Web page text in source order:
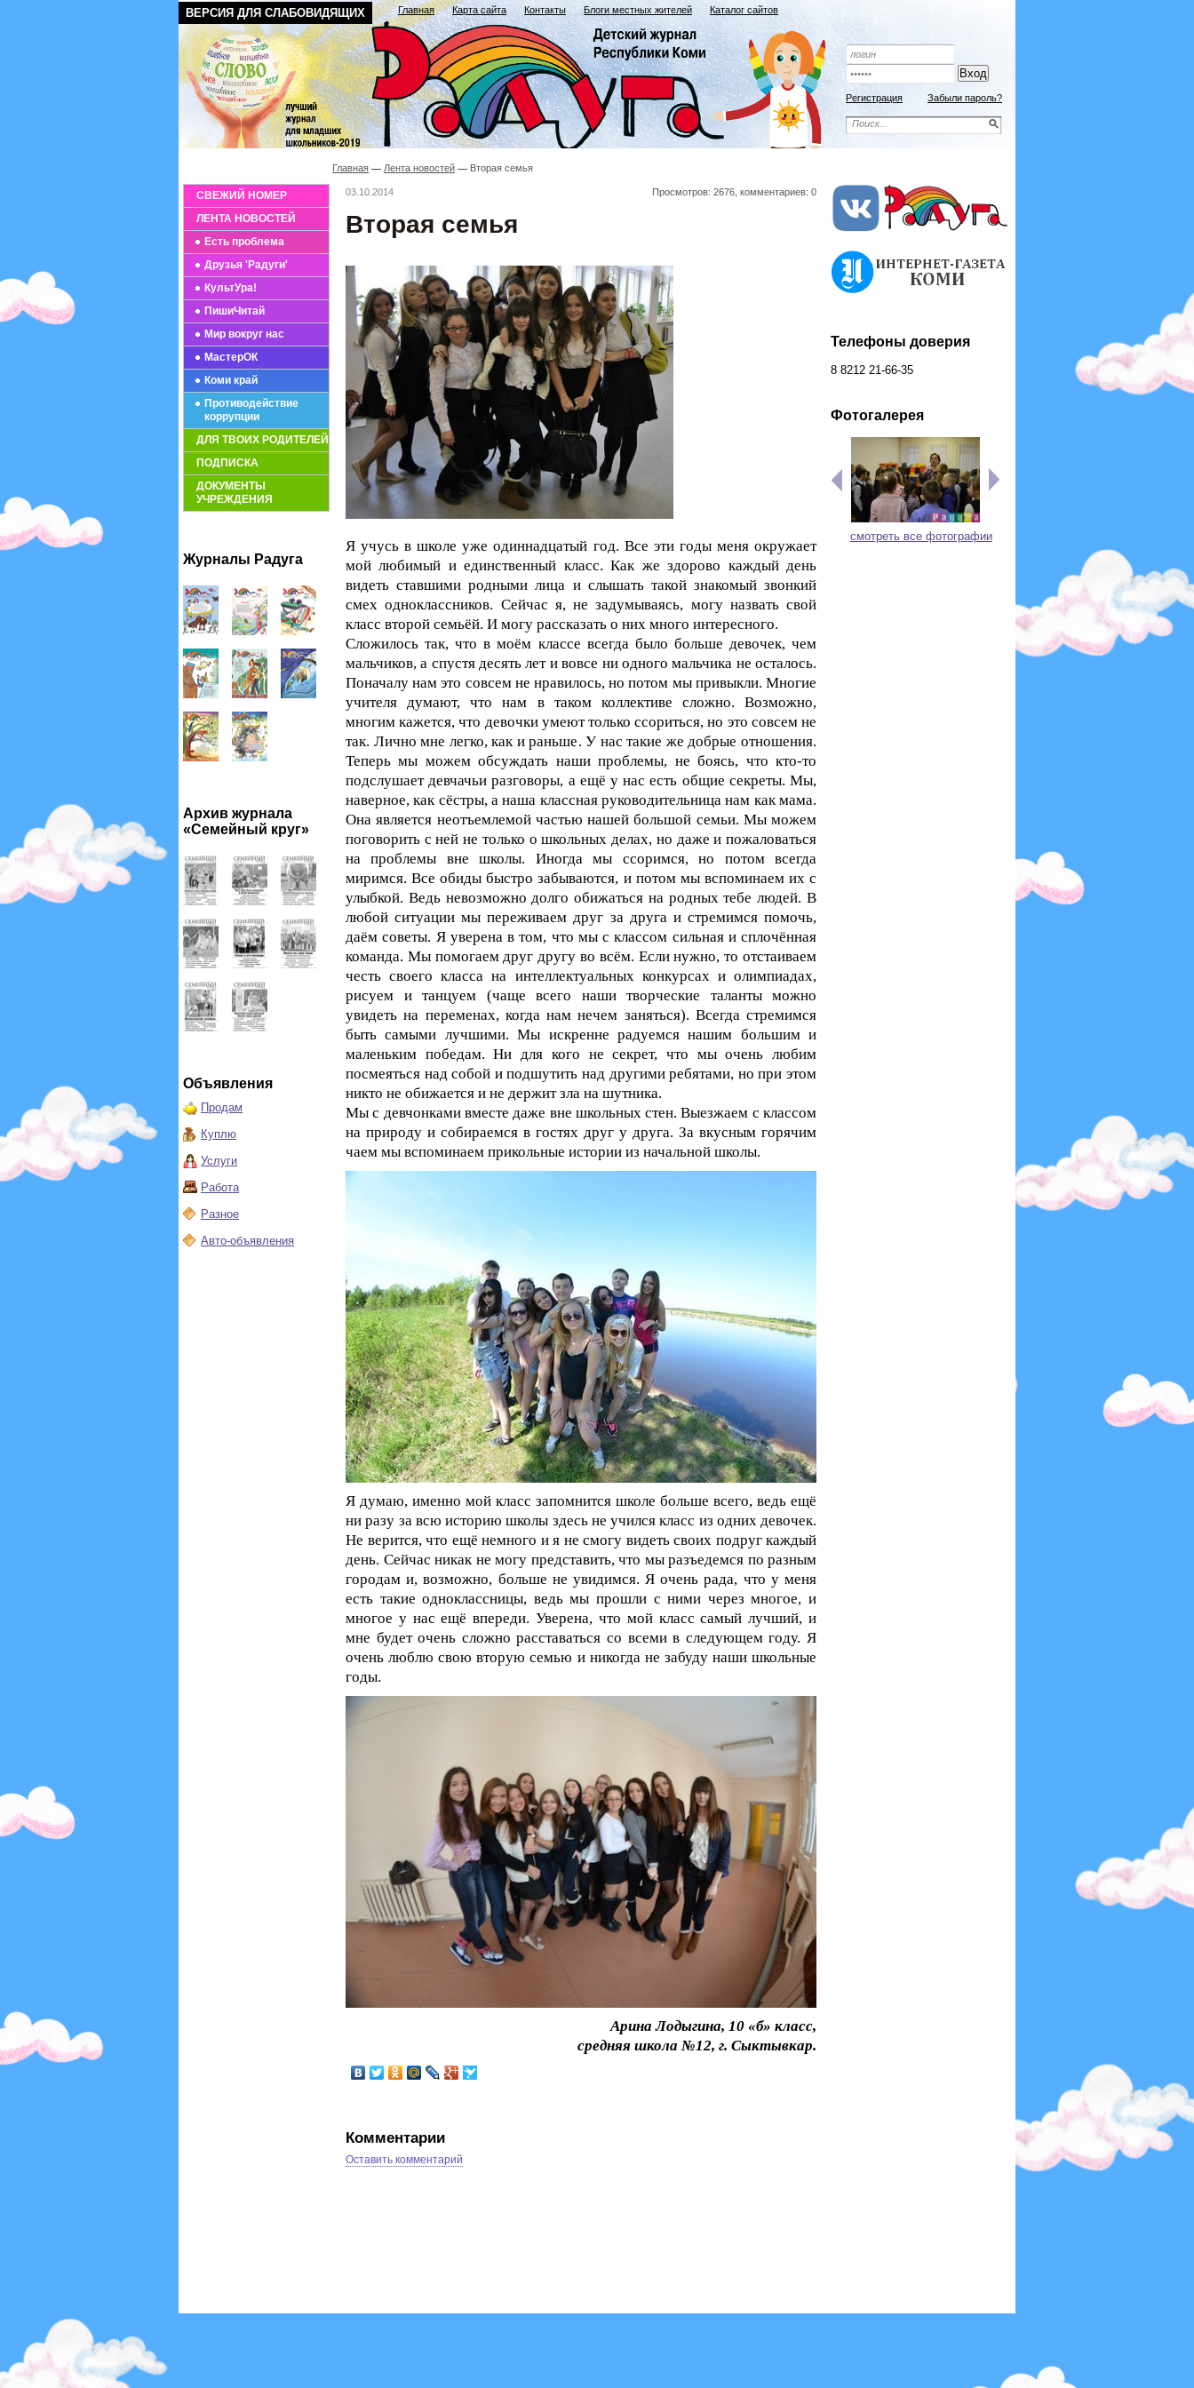
ВЕРСИЯ ДЛЯ СЛАБОВИДЯЩИХ Главная Карта сайта Контакты Блоги местных жителей Каталог сайтов
Регистрация Забыли пароль?
СВЕЖИЙ НОМЕР
ЛЕНТА НОВОСТЕЙ
Есть проблема
Друзья 'Радуги'
КультУра!
ПишиЧитай
Мир вокруг нас
МастерОК
Коми край
Противодействие
коррупции
ДЛЯ ТВОИХ РОДИТЕЛЕЙ
ПОДПИСКА
ДОКУМЕНТЫ
УЧРЕЖДЕНИЯ
Журналы Радуга
Архив журнала
«Семейный круг»
Объявления
Продам
Куплю
Услуги
Работа
Разное
Авто-объявления
Главная Лента новостей Вторая семья
03.10.2014 Просмотров: 2676, комментариев: 0
Вторая семья
Я учусь в школе уже одиннадцатый год. Все эти годы меня окружает
мой любимый и единственный класс. Как же здорово каждый день
видеть ставшими родными лица и слышать такой знакомый звонкий
смех одноклассников. Сейчас я, не задумываясь, могу назвать свой
класс второй семьёй. И могу рассказать о них много интересного.
Сложилось так, что в моём классе всегда было больше девочек, чем
мальчиков, а спустя десять лет и вовсе ни одного мальчика не осталось.
Поначалу нам это совсем не нравилось, но потом мы привыкли. Многие
учителя думают, что нам в таком коллективе сложно. Возможно,
многим кажется, что девочки умеют только ссориться, но это совсем не
так. Лично мне легко, как и раньше. У нас такие же добрые отношения.
Теперь мы можем обсуждать наши проблемы, не боясь, что кто-то
подслушает девчачьи разговоры, а ещё у нас есть общие секреты. Мы,
наверное, как сёстры, а наша классная руководительница нам как мама.
Она является неотъемлемой частью нашей большой семьи. Мы можем
поговорить с ней не только о школьных делах, но даже и пожаловаться
на проблемы вне школы. Иногда мы ссоримся, но потом всегда
миримся. Все обиды быстро забываются, и потом мы вспоминаем их с
улыбкой. Ведь невозможно долго обижаться на родных тебе людей. В
любой ситуации мы переживаем друг за друга и стремимся помочь,
даём советы. Я уверена в том, что мы с классом сильная и сплочённая
команда. Мы помогаем друг другу во всём. Если нужно, то отстаиваем
честь своего класса на интеллектуальных конкурсах и олимпиадах,
рисуем и танцуем (чаще всего наши творческие таланты можно
увидеть на переменах, когда нам нечем заняться). Всегда стремимся
быть самыми лучшими. Мы искренне радуемся нашим большим и
маленьким победам. Ни для кого не секрет, что мы очень любим
посмеяться над собой и подшутить над другими ребятами, но при этом
никто не обижается и не держит зла на шутника.
Мы с девчонками вместе даже вне школьных стен. Выезжаем с классом
на природу и собираемся в гостях друг у друга. За вкусным горячим
чаем мы вспоминаем прикольные истории из начальной школы.
Я думаю, именно мой класс запомнится школе больше всего, ведь ещё
ни разу за всю историю школы здесь не учился класс из одних девочек.
Не верится, что ещё немного и я не смогу видеть своих подруг каждый
день. Сейчас никак не могу представить, что мы разъедемся по разным
городам и, возможно, больше не увидимся. Я очень рада, что у меня
есть такие одноклассницы, ведь мы прошли с ними через многое, и
многое у нас ещё впереди. Уверена, что мой класс самый лучший, и
мне будет очень сложно расставаться со всеми в следующем году. Я
очень люблю свою вторую семью и никогда не забуду наши школьные
годы.
Арина Лодыгина, 10 «б» класс,
средняя школа №12, г. Сыктывкар.
Комментарии
Оставить комментарий
Телефоны доверия
8 8212 21-66-35
Фотогалерея
смотреть все фотографии